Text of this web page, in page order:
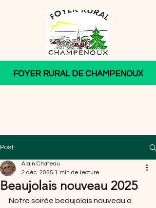
FOYER RURAL DE CHAMPENOUX
Post
Beaujolais nouveau 2025
Alain Chateau
2 déc. 2025 1 min de lecture
Notre soirée beaujolais nouveau a